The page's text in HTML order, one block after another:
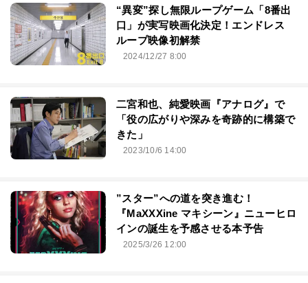
“異変”探し無限ループゲーム「8番出
口」が実写映画化決定！エンドレス
ループ映像初解禁
2024/12/27 8:00
二宮和也、純愛映画『アナログ』で
「役の広がりや深みを奇跡的に構築で
きた」
2023/10/6 14:00
”スター”への道を突き進む！
『MaXXXine マキシーン』ニューヒロ
インの誕生を予感させる本予告
2025/3/26 12:00